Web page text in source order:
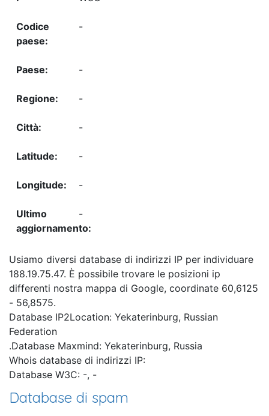
-
-
-
-
-
-
-
Usiamo diversi database di indirizzi IP per individuare
188.19.75.47. È possibile trovare le posizioni ip
differenti nostra mappa di Google, coordinate 60,6125
- 56,8575.
Database IP2Location: Yekaterinburg, Russian
Federation
.Database Maxmind: Yekaterinburg, Russia
Whois database di indirizzi IP:
Database W3C: -, -
Database di spam